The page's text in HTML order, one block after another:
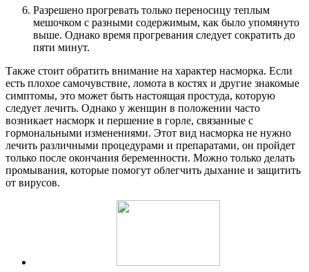
Разрешено прогревать только переносицу теплым
мешочком с разными содержимым, как было упомянуто
выше. Однако время прогревания следует сократить до
пяти минут.
Также стоит обратить внимание на характер насморка. Если
есть плохое самочувствие, ломота в костях и другие знакомые
симптомы, это может быть настоящая простуда, которую
следует лечить. Однако у женщин в положении часто
возникает насморк и першение в горле, связанные с
гормональными изменениями. Этот вид насморка не нужно
лечить различными процедурами и препаратами, он пройдет
только после окончания беременности. Можно только делать
промывания, которые помогут облегчить дыхание и защитить
от вирусов.